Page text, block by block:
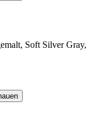
Soft Silver Gray,